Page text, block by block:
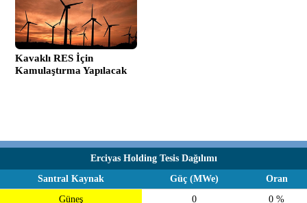
Kavaklı RES İçin
Kamulaştırma Yapılacak
Erciyas Holding Tesis Dağılımı
Santral Kaynak
Güç (MWe)
Oran
Güneş
0 0 %